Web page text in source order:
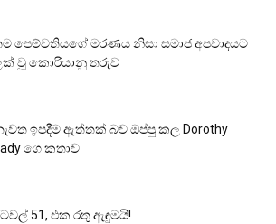
පෙම්වතියගේ මරණය නිසා සමාජ අපවාදයට
වූ කොරියානු තරුව
ඉපදීම ඇත්තක් බව ඔප්පු කල Dorothy
ගෙ කතාව
51, එක රතු ඇඳුමයි!